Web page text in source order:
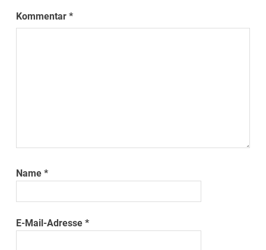
Kommentar*
Name*
E-Mail-Adresse*